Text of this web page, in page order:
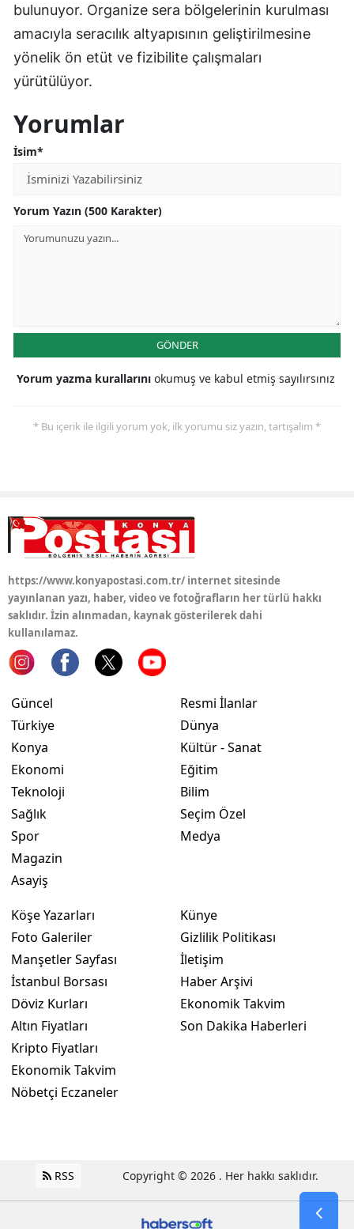
bulunuyor. Organize sera bölgelerinin kurulması
amacıyla seracılık altyapısının geliştirilmesine
yönelik ön etüt ve fizibilite çalışmaları
yürütülüyor.
Yorumlar
İsim*
Yorum Yazın (500 Karakter)
GÖNDER
Yorum yazma kurallarını okumuş ve kabul etmiş sayılırsınız
* Bu içerik ile ilgili yorum yok, ilk yorumu siz yazın, tartışalım *
https://www.konyapostasi.com.tr/ internet sitesinde
yayınlanan yazı, haber, video ve fotoğrafların her türlü hakkı
saklıdır. İzin alınmadan, kaynak gösterilerek dahi
kullanılamaz.
Güncel
Türkiye
Konya
Ekonomi
Teknoloji
Sağlık
Spor
Magazin
Asayiş
Resmi İlanlar
Dünya
Kültür - Sanat
Eğitim
Bilim
Seçim Özel
Medya
Köşe Yazarları
Foto Galeriler
Manşetler Sayfası
İstanbul Borsası
Döviz Kurları
Altın Fiyatları
Kripto Fiyatları
Ekonomik Takvim
Nöbetçi Eczaneler
Künye
Gizlilik Politikası
İletişim
Haber Arşivi
Ekonomik Takvim
Son Dakika Haberleri
RSS Copyright © 2026 . Her hakkı saklıdır.